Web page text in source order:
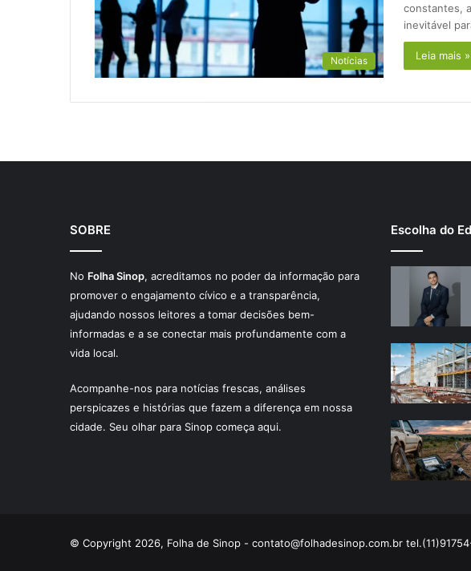
Notícias
constantes,
inevitável
Leia mais »
SOBRE
No Folha Sinop, acreditamos no poder da informação para
promover o engajamento cívico e a transparência,
ajudando nossos leitores a tomar decisões bem-
informadas e a se conectar mais profundamente com a
vida local.
Acompanhe-nos para notícias frescas, análises
perspicazes e histórias que fazem a diferença em nossa
cidade. Seu olhar para Sinop começa aqui.
Escolha do
© Copyright 2026, Folha de Sinop - contato@folhadesinop.com.br